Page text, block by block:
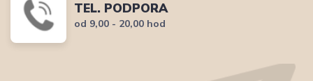
TEL. PODPORA
od 9,00 - 20,00 hod